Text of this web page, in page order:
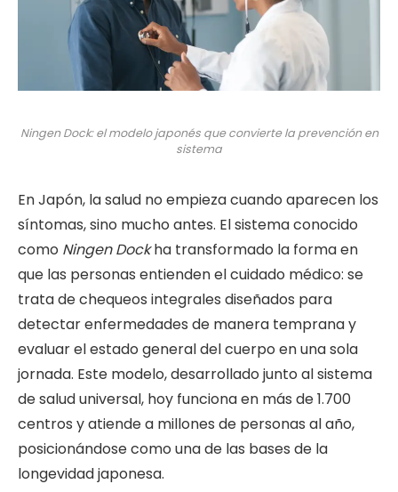
Ningen Dock: el modelo japonés que convierte la prevención en
sistema
En Japón, la salud no empieza cuando aparecen los
síntomas, sino mucho antes. El sistema conocido
como Ningen Dockha transformado la forma en
que las personas entienden el cuidado médico: se
trata de chequeos integrales diseñados para
detectar enfermedades de manera temprana y
evaluar el estado general del cuerpo en una sola
jornada. Este modelo, desarrollado junto al sistema
de salud universal, hoy funciona en más de 1.700
centros y atiende a millones de personas al año,
posicionándose como una de las bases de la
longevidad japonesa.